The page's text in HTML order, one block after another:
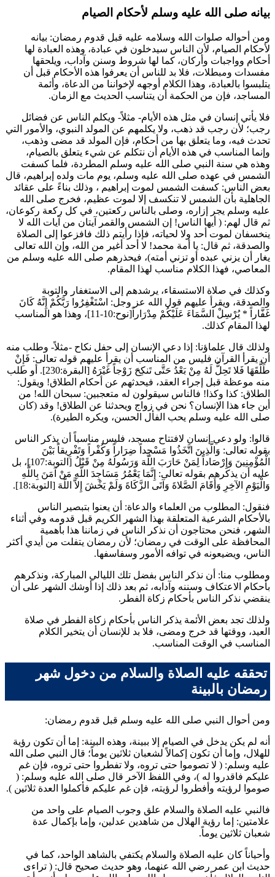
بيانه صلى الله عليه وسلم لأحكام الصيام
ومن أحواله صلوات الله وسلامه عليه قبل قدوم رمضان: بيانه
لأحكام الصيام، لأن الناس سيدخلون في عبادة، وهذه العبادة لها
أحكام وواجبات وأركان، كما لها شروط وسنن وآداب، ويلحقها
مفسدات ومبطلات، فلا بد للناس أن يعرفوا هذه الأحكام قبل أن
يتلبسوا بالعبادة، وهذا الكلام أوجهه لإخواننا من الدعاة، وأئمة
المساجد، فإن من الحكمة أن يتناسب الحديث مع الزمان.
فلا يأتي إنسان في مثل هذه الأيام- مثلاً- ويكلم الناس عن فضائل
رجب؛ لأن رجب قد ذهب، ولا يكلمهم عن المولد النبوي، والأمور التي
تحدث فيه، وما يتعلق بها من أحكام، فإن المولد قد مضى وذهب،
وإنما المناسب في هذه الأيام أن نتكلم عن شيء يتعلق بالصيام،
وهذه هي سنة النبي صلى الله عليه وسلم المطردة، فلما كسفت
الشمس في عهده صلى الله عليه وسلم، يوم مات ولده إبراهيم، قال
بعض الناس: كسفت الشمس لموت إبراهيم ، وذلك بناءً على عقائد
الجاهلية بأن الشمس لا تنكسف إلا لموت عظيم، فخرج صلى الله
عليه وسلم يجر إزاره، وصلى بالناس ركعتين، في كل ركعة ركوعان،
ثم قال لهم: ( أيها الناس! إن الشمس والقمر آيتان من آيات الله لا
ينخسفان لموت أحد ولا لحياته، فإذا رأيتم ذلك فافزعوا إلى الصلاة
والصدقة، ثم قال: يا أمة محمد! لا أحد أغير من الله، وإن الله تعالى
يغار أن يزني عبده أو تزني أمته)، فيحذرهم صلى الله عليه وسلم من
المعاصي، فهذا الكلام مناسب لهذا المقام.
وكذلك في صلاة الاستسقاء، يرشدهم إلى الاستغفار والتوبة
والصدقة، ويقرأ عليهم قول الله عز وجل: اسْتَغْفِرُوا رَبَّكُمْ إِنَّهُ كَانَ
غَفَّاراً
*يُرْسِلْ السَّمَاءَ عَلَيْكُمْ مِدْرَاراً
[نوح:10-11]، وهذا هو المناسب
لهذا المقام كذلك.
ولذلك قال علماؤنا: إذا دعي الإنسان إلى حفل نكاح -مثلاً- وطلب منه
أن يقرأ القرآن فليس من المناسب أن يقرأ عليهم قوله تعالى: فَإِنْ
طَلَّقَهَا فَلا تَحِلُّ لَهُ مِنْ بَعْدُ حَتَّى تَنكِحَ زَوْجاً غَيْرَهُ
[البقرة:230]. أو طلب
منه موعظة قبل إجراء العقد، فيحدثهم عن أحكام الطلاق! ويقول:
الطلاق: كذا وكذا! فالناس سيقولون له متعجبين: سبحان الله! من
أين جاء هذا الإنسان؟ نحن في زواج ويحدثنا عن الطلاق! وقد (كان
صلى الله عليه وسلم يحب الفأل الحسن، ويكره الطيرة).
قالوا: ولو دعي إنسان لافتتاح مسجد، فليس مناسباً أن يذكر الناس
بقوله تعالى: وَالَّذِينَ اتَّخَذُوا مَسْجِداً ضِرَاراً وَكُفْراً وَتَفْرِيقاً بَيْنَ
الْمُؤْمِنِينَ وَإِرْصَاداً لِمَنْ حَارَبَ اللَّهَ وَرَسُولَهُ مِنْ قَبْلُ
[التوبة:107]، بل
عليه أن يذكرهم بقوله تعالى: إِنَّمَا يَعْمُرُ مَسَاجِدَ اللَّهِ مَنْ آمَنَ بِاللَّهِ
وَالْيَوْمِ الآخِرِ وَأَقَامَ الصَّلاةَ وَآتَى الزَّكَاةَ وَلَمْ يَخْشَ إِلاَّ اللَّهَ [التوبة:18].
فنقول: المطلوب من العلماء والدعاة: أن يعنوا بتبصير الناس
بالأحكام الشرعية المتعلقة بهذا الشهر الكريم قبل قدومه وفي أثناء
الشهر، فنحن محتاجون أن نذكر الناس في زماننا هذا بأهمية
المحافظة على الوقت في رمضان؛ لأن رمضان يتفلت من أيدي أكثر
الناس، ويضيعونه في توافه الأمور وسفاسفها.
ومطلوب منا: أن نذكر الناس بفضل تلك الليالي المباركة، ونذكرهم
بأحكام الاعتكاف وسننه وآدابه، ثم بعد ذلك إذا أوشك الشهر على أن
ينقضي نذكر الناس بأحكام زكاة الفطر.
ولذلك تجد بعض الأئمة يذكر الناس بأحكام زكاة الفطر في صلاة
العيد، ووقتها قد خرج ومضى، فلا بد للإنسان أن يتخير الكلام
المناسب في الوقت المناسب.
تحققه عليه الصلاة والسلام من دخول شهر
رمضان بالبينة
ومن أحوال النبي صلى الله عليه وسلم قبل قدوم رمضان:
أنه لم يكن يدخل في الصيام إلا ببينة، وهذه البينة: إما أن تكون رؤية
للهلال، وإما أن تكون إكمالاً لشعبان ثلاثين يوماً؛ قال النبي صلى الله
عليه وسلم: ( لا تصوموا حتى تروه، ولا تفطروا حتى تروه، فإن غم
عليكم فاقدروا له )، وفي اللفظ الآخر قال صلى الله عليه وسلم: (
صوموا لرؤيته وأفطروا لرؤيته، فإن غم عليكم فأكملوا العدة ثلاثين ).
فالنبي عليه الصلاة والسلام علق وجوب الصيام على واحد من
علامتين: إما رؤية الهلال من شاهدين عدلين، وإما بإكمال عدة
شعبان ثلاثين يوماً.
وأحياناً كان عليه الصلاة والسلام يكتفي بالشاهد الواحد، كما في
حديث ابن عمر رضي الله عنهما، وهو حديث صحيح قال: ( تراءى